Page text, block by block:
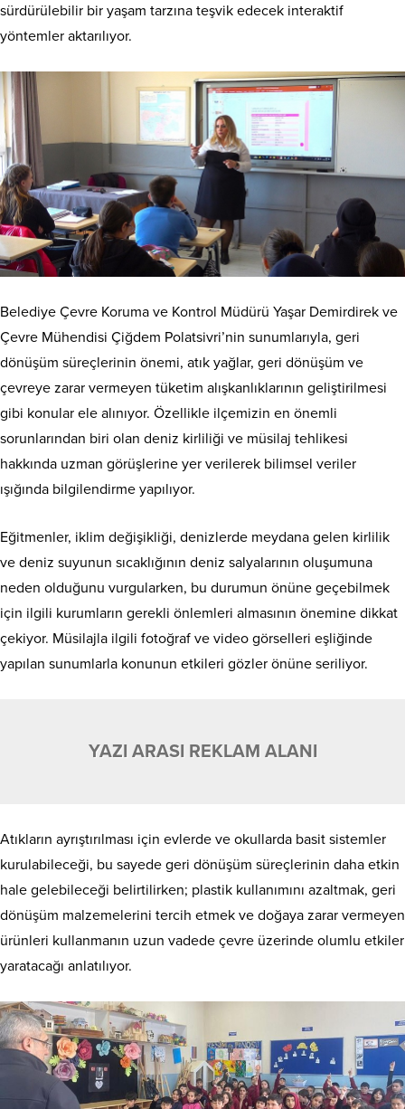
sürdürülebilir bir yaşam tarzına teşvik edecek interaktif
yöntemler aktarılıyor.
Belediye Çevre Koruma ve Kontrol Müdürü Yaşar Demirdirek ve
Çevre Mühendisi Çiğdem Polatsivri’nin sunumlarıyla, geri
dönüşüm süreçlerinin önemi, atık yağlar, geri dönüşüm ve
çevreye zarar vermeyen tüketim alışkanlıklarının geliştirilmesi
gibi konular ele alınıyor. Özellikle ilçemizin en önemli
sorunlarından biri olan deniz kirliliği ve müsilaj tehlikesi
hakkında uzman görüşlerine yer verilerek bilimsel veriler
ışığında bilgilendirme yapılıyor.
Eğitmenler, iklim değişikliği, denizlerde meydana gelen kirlilik
ve deniz suyunun sıcaklığının deniz salyalarının oluşumuna
neden olduğunu vurgularken, bu durumun önüne geçebilmek
için ilgili kurumların gerekli önlemleri almasının önemine dikkat
çekiyor. Müsilajla ilgili fotoğraf ve video görselleri eşliğinde
yapılan sunumlarla konunun etkileri gözler önüne seriliyor.
YAZI ARASI REKLAM ALANI
Atıkların ayrıştırılması için evlerde ve okullarda basit sistemler
kurulabileceği, bu sayede geri dönüşüm süreçlerinin daha etkin
hale gelebileceği belirtilirken; plastik kullanımını azaltmak, geri
dönüşüm malzemelerini tercih etmek ve doğaya zarar vermeyen
ürünleri kullanmanın uzun vadede çevre üzerinde olumlu etkiler
yaratacağı anlatılıyor.